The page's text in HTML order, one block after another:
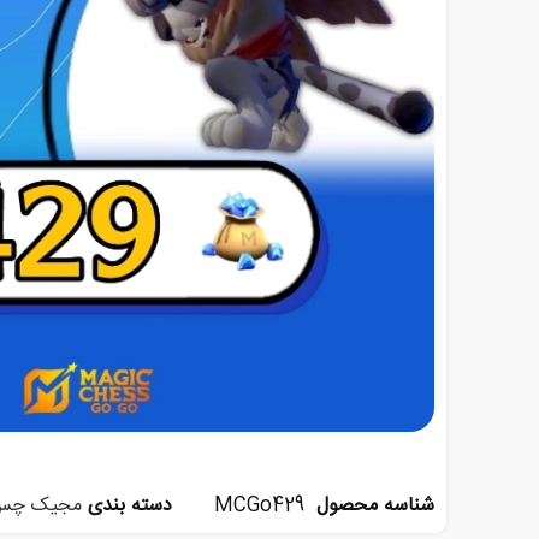
شناسه محصول MCGo429 دسته بندیمجیک